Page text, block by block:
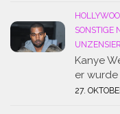
SONSTIGE
Kanye
er
27.